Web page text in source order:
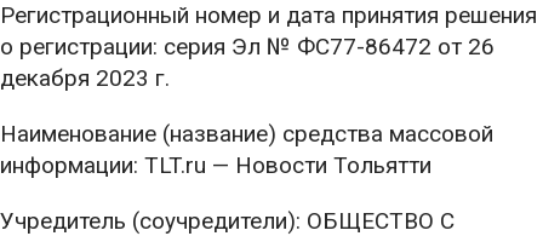
Регистрационный номер и дата принятия решения
о регистрации: серия Эл № ФС77-86472 от 26
декабря 2023 г.
Наименование (название) средства массовой
информации: TLT.ru — Новости Тольятти
Учредитель (соучредители): ОБЩЕСТВО С